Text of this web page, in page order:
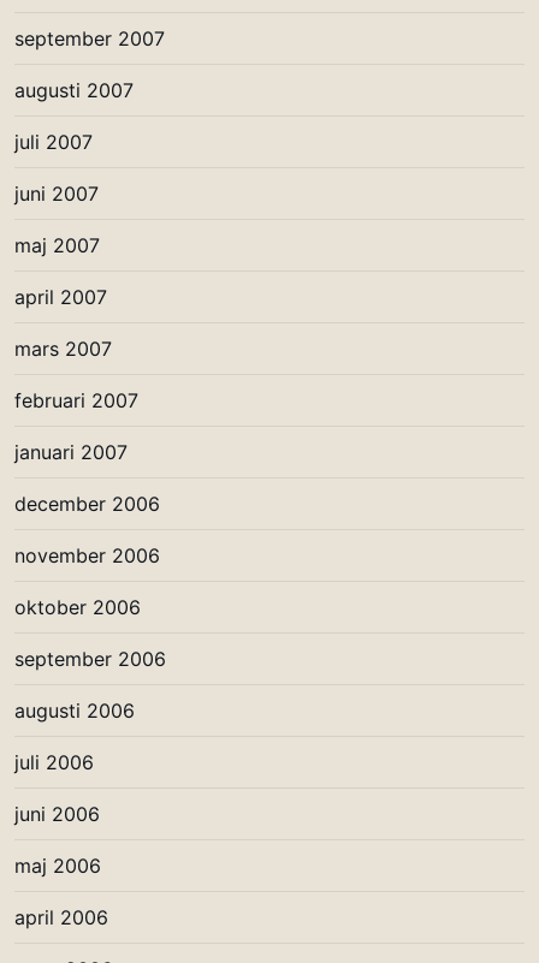
september 2007
augusti 2007
juli 2007
juni 2007
maj 2007
april 2007
mars 2007
februari 2007
januari 2007
december 2006
november 2006
oktober 2006
september 2006
augusti 2006
juli 2006
juni 2006
maj 2006
april 2006